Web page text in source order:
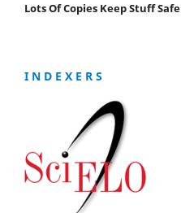
Lots Of Copies Keep Stuff Safe
I N D E X E R S